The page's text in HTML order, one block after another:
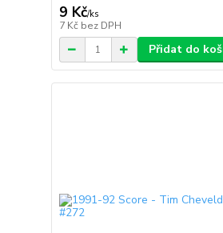
9 Kč/ks
7 Kč bez DPH
Přidat do